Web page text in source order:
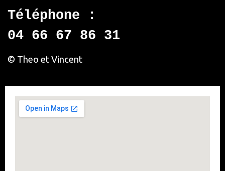
Téléphone :
04 66 67 86 31
© Theo et Vincent